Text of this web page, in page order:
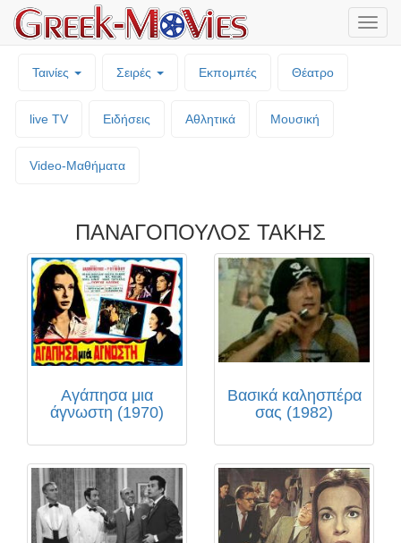
Ταινίες Σειρές Εκπομπές Θέατρο
live TV Ειδήσεις Αθλητικά Μουσική
Video-Mαθήματα
ΠΑΝΑΓΟΠΟΥΛΟΣ ΤΑΚΗΣ
Αγάπησα μια
άγνωστη (1970)
Βασικά καλησπέρα
σας (1982)